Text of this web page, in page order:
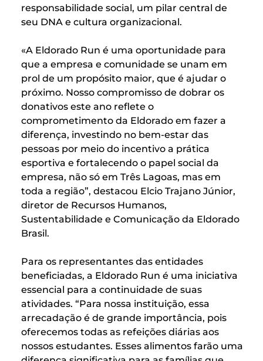
responsabilidade social, um pilar central de
seu DNA e cultura organizacional.
«A Eldorado Run é uma oportunidade para
que a empresa e comunidade se unam em
prol de um propósito maior, que é ajudar o
próximo. Nosso compromisso de dobrar os
donativos este ano reflete o
comprometimento da Eldorado em fazer a
diferença, investindo no bem-estar das
pessoas por meio do incentivo a prática
esportiva e fortalecendo o papel social da
empresa, não só em Três Lagoas, mas em
toda a região”, destacou Elcio Trajano Júnior,
diretor de Recursos Humanos,
Sustentabilidade e Comunicação da Eldorado
Brasil.
Para os representantes das entidades
beneficiadas, a Eldorado Run é uma iniciativa
essencial para a continuidade de suas
atividades. “Para nossa instituição, essa
arrecadação é de grande importância, pois
oferecemos todas as refeições diárias aos
nossos estudantes. Esses alimentos farão uma